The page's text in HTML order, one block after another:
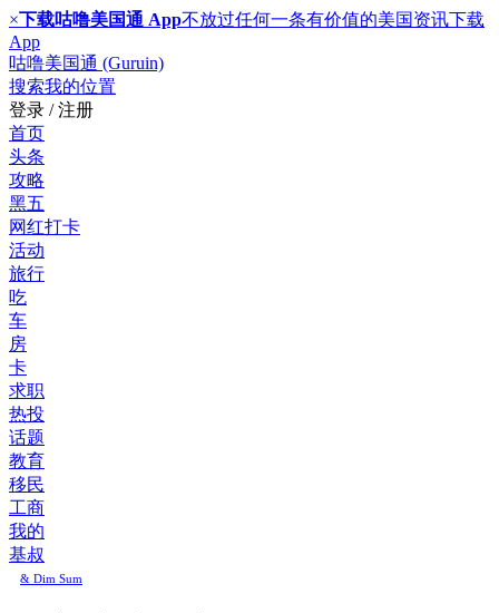
×下载咕噜美国通 App不放过任何一条有价值的美国资讯下载
App
咕噜美国通 (Guruin)
搜索我的位置
登录 / 注册
首页
头条
攻略
黑五
网红打卡
活动
旅行
吃
车
房
卡
求职
热投
话题
教育
移民
工商
我的
基叔
& Dim Sum